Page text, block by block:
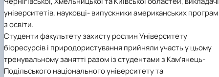
університетів, науковці- випускники американських програм
з освіти.
Студенти факультету захисту рослин Університету
біоресурсів і природористування прийняли участь у цьому
тренувальному занятті разом із студентами з Кам’янець-
Подільського національного університету та